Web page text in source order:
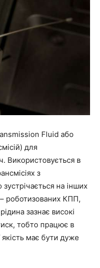
Fluid або
для
Використовується в
з
на інших
– роботизованих КПП,
зазнає високі
тобто працює в
має бути дуже